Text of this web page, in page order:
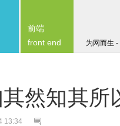
为网而生
前端
front end
然知其所
13:34